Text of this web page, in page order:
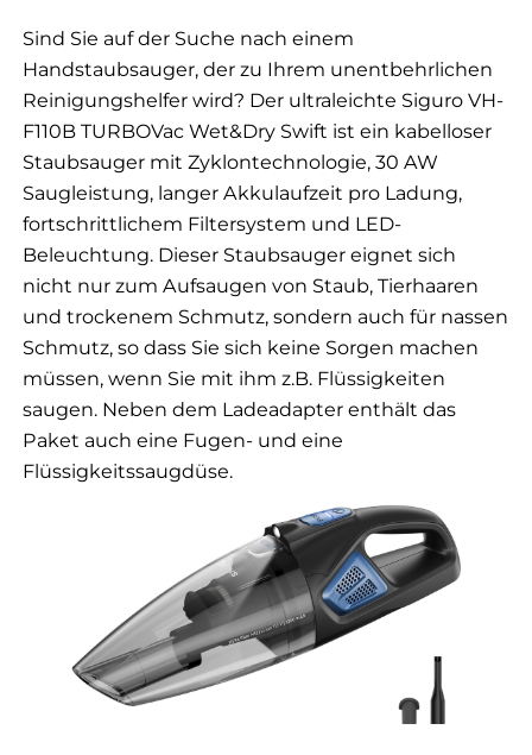
Sind Sie auf der Suche nach einem
Handstaubsauger, der zu Ihrem unentbehrlichen
Reinigungshelfer wird? Der ultraleichte Siguro VH-
F110B TURBOVac Wet&Dry Swift ist ein kabelloser
Staubsauger mit Zyklontechnologie, 30 AW
Saugleistung, langer Akkulaufzeit pro Ladung,
fortschrittlichem Filtersystem und LED-
Beleuchtung. Dieser Staubsauger eignet sich
nicht nur zum Aufsaugen von Staub, Tierhaaren
und trockenem Schmutz, sondern auch für nassen
Schmutz, so dass Sie sich keine Sorgen machen
müssen, wenn Sie mit ihm z.B. Flüssigkeiten
saugen. Neben dem Ladeadapter enthält das
Paket auch eine Fugen- und eine
Flüssigkeitssaugdüse.